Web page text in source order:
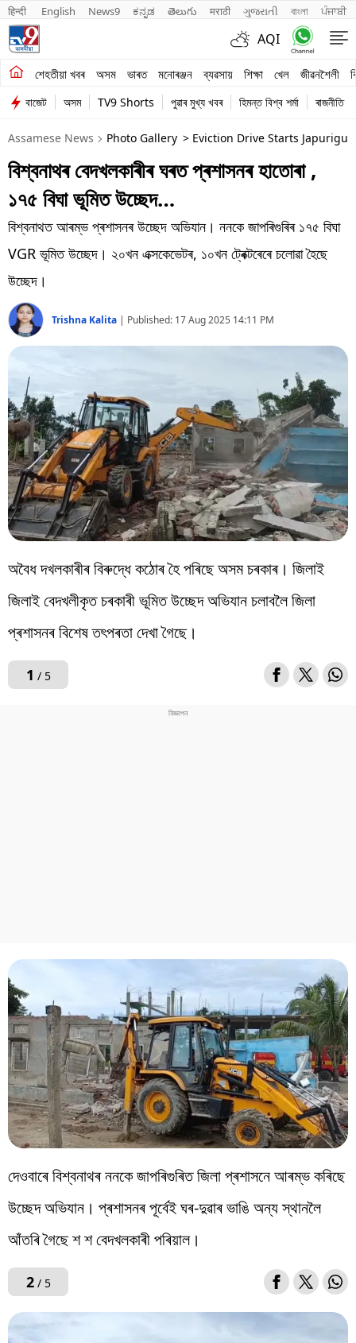
हिन्दी English News9 ಕನ್ನಡ తెలుగు मराठी ગુજરાતી বাংলা ਪੰਜਾਬੀ
AQI
শেহতীয়া খবৰ অসম ভাৰত মনোৰঞ্জন ব্যৱসায় শিক্ষা খেল জীৱনশৈলী
শেহতীয়া খবৰ
অসম
ভাৰত
মনোৰঞ্জন
ব্যৱসায়
শিক্ষা
খেল
জীৱনশৈলী
বিশ্ব
প্ৰযুক্তি
Videos
বাজেট অসম TV9 Shorts পুৱাৰ মুখ্য খবৰ হিমন্ত বিশ্ব শৰ্মা ৰাজনীতি
Assamese News Photo Gallery > Eviction Drive Starts
বিশ্বনাথৰ বেদখলকাৰীৰ ঘৰত প্ৰশাসনৰ হাতোৰা ,
১৭৫ বিঘা ভূমিত উচ্ছেদ…
বিশ্বনাথত আৰম্ভ প্ৰশাসনৰ উচ্ছেদ অভিযান। ননকে জাপৰিগুৰিৰ ১৭৫ বিঘা
VGR ভূমিত উচ্ছেদ। ২০খন এক্সকেভেটৰ, ১০খন ট্ৰেক্টৰেৰে চলোৱা হৈছে
উচ্ছেদ।
Trishna Kalita | Published: 17 Aug 2025 14:11 PM
অবৈধ দখলকাৰীৰ বিৰুদ্ধে কঠোৰ হৈ পৰিছে অসম চৰকাৰ। জিলাই
জিলাই বেদখলীকৃত চৰকাৰী ভূমিত উচ্ছেদ অভিযান চলাবলৈ জিলা
প্ৰশাসনৰ বিশেষ তৎপৰতা দেখা গৈছে।
1 / 5
দেওবাৰে বিশ্বনাথৰ ননকে জাপৰিগুৰিত জিলা প্ৰশাসনে আৰম্ভ কৰিছে
উচ্ছেদ অভিযান। প্ৰশাসনৰ পূৰ্বেই ঘৰ-দুৱাৰ ভাঙি অন্য স্থানলৈ
আঁতৰি গৈছে শ শ বেদখলকাৰী পৰিয়াল।
2/ 5